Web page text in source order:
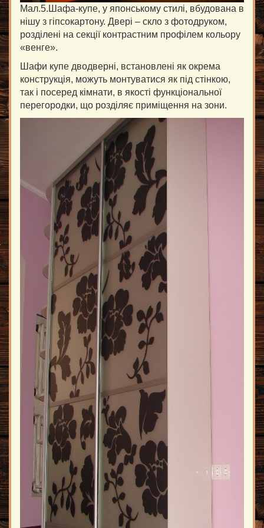
Мал.5.Шафа-купе, у японському стилі, вбудована в
нішу з гіпсокартону. Двері – скло з фотодруком,
розділені на секції контрастним профілем кольору
«венге».
Шафи купе дводверні, встановлені як окрема
конструкція, можуть монтуватися як під стінкою,
так і посеред кімнати, в якості функціональної
перегородки, що розділяє приміщення на зони.